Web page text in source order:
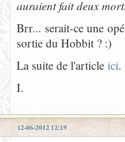
auraient fait deux
Brr... serait-ce une
sortie du Hobbit ? :)
La suite de l'article ici.
I.
12-06-2012 12:19